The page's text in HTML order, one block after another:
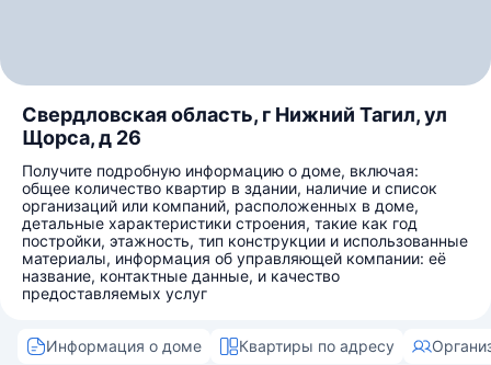
Свердловская область, г Нижний Тагил, ул
Щорса, д 26
Получите подробную информацию о доме, включая:
общее количество квартир в здании, наличие и список
организаций или компаний, расположенных в доме,
детальные характеристики строения, такие как год
постройки, этажность, тип конструкции и использованные
материалы, информация об управляющей компании: её
название, контактные данные, и качество
предоставляемых услуг
Информация о доме Квартиры по адресу